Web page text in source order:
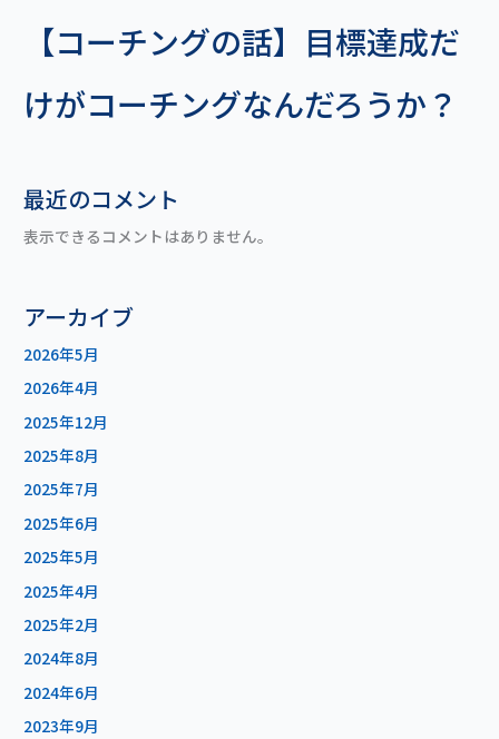
【コーチングの話】目標達成だ
けがコーチングなんだろうか？
最近のコメント
表示できるコメントはありません。
アーカイブ
2026年5月
2026年4月
2025年12月
2025年8月
2025年7月
2025年6月
2025年5月
2025年4月
2025年2月
2024年8月
2024年6月
2023年9月